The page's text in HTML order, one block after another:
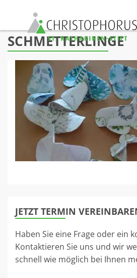
Skip to content
SCHMETTERLINGE
JETZT TERMIN
Haben Sie eine Frage oder ein
Kontaktieren Sie uns und wir
schnell wie möglich bei Ihnen